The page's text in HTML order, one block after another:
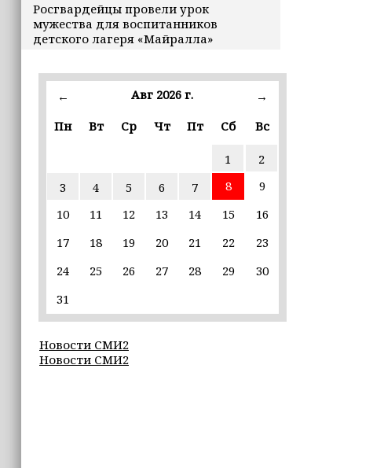
Росгвардейцы провели урок
мужества для воспитанников
детского лагеря «Майралла»
16:30
Дмитрий Чернышенко: Внутренний
въездной — на 20,1%
Из бюджета Чечни дополнительно
выделено 505 млн рублей
пострадавшим от паводков
15:35
— стать большой
Избирательные участки Шатоя
готовы к приёму голосов
← Авг 2026 г.
→
Пн
Вт Ср Чт Пт Сб Вс
1
2
3
4 5 6 7 8
9
10
11 12 13 14 15
16
17
18 19 20 21 22
23
24
25 26 27 28 29
30
31
Новости СМИ2
Новости СМИ2